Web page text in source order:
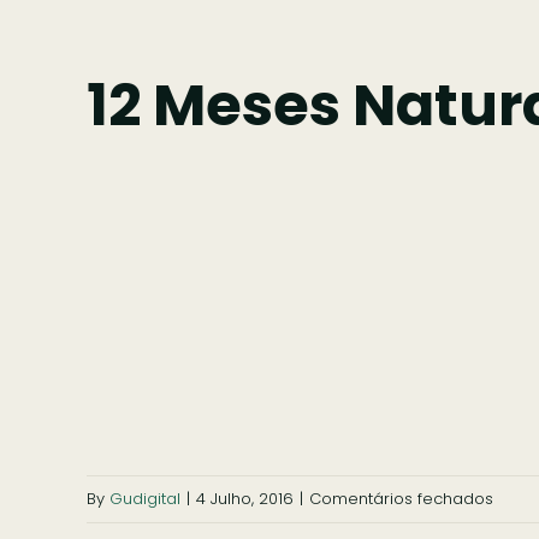
12 Meses
By Gudigital | 4 Julho, 2016 | Comentários fechados